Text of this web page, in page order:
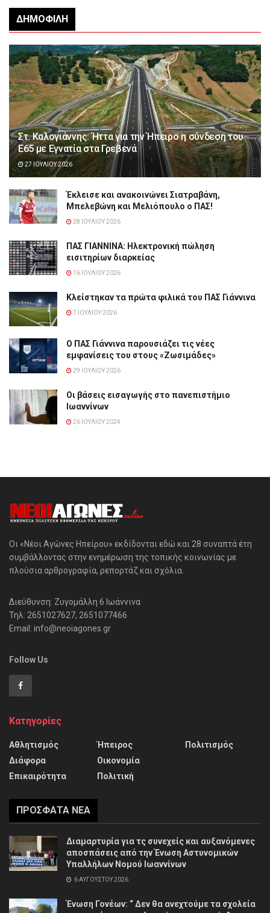
ΔΗΜΟΦΙΛΉ
Στ. Καλογιάννης: Ήττα για την Ήπειρο η σύνδεση του
Ε65 με Εγνατία στα Γρεβενά
27 ΙΟΥΛΊΟΥ 2026
Έκλεισε και ανακοινώνει Σιατραβάνη,
Μπελεβώνη και Μελιόπουλο ο ΠΑΣ!
28 ΙΟΥΛΊΟΥ 2026
ΠΑΣ ΓΙΑΝΝΙΝΑ: Hλεκτρονική πώληση
εισιτηρίων διαρκείας
16 ΙΟΥΛΊΟΥ 2026
Κλείστηκαν τα πρώτα φιλικά του ΠΑΣ Γιάννινα
7 ΙΟΥΛΊΟΥ 2026
Ο ΠΑΣ Γιάννινα παρουσιάζει τις νέες
εμφανίσεις του στους «Ζωσιμάδες»
29 ΙΟΥΛΊΟΥ 2026
Οι βάσεις εισαγωγής στο πανεπιστήμιο
Ιωαννίνων
26 ΙΟΥΛΊΟΥ 2024
Οι «Νέοι Αγώνες Ηπείρου» εκδίδονται εδώ και 28 συναπτά έτη
συμβάλλοντας στην ενημέρωση της τοπικής κοινωνίας με
πλούσια αρθρογραφία, ρεπορτάζ και σχόλια.
Διεύθυνση: Ζυγομάλλη 6 Ιωάννινα
Τηλ: 2651027627, 2651077466
Email: info@neoiagones.gr
Follow Us
Κατηγορίες
Αθλητισμός
Διάφορα
Επικαιρότητα
Ήπειρος
Οικονομία
Πολιτική
Πολιτισμός
ΠΡΌΣΦΑΤΑ ΝΈΑ
Διαμαρτυρία για τς συνεχείς και αυξανόμενες
αποσπάσεις από την Ένωση Αστυνομικών
Υπαλλήλων Νομού Ιωαννίνων
6 ΑΥΓΟΎΣΤΟΥ 2026
Ένωση Γονέων: “ Δεν θα ανεχτούμε τα σχολεία